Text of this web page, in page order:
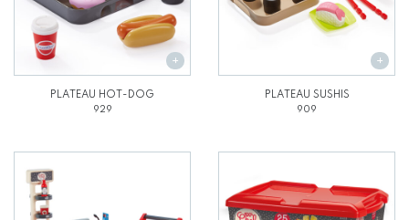
PLATEAU HOT-DOG
929
PLATEAU SUSHIS
909